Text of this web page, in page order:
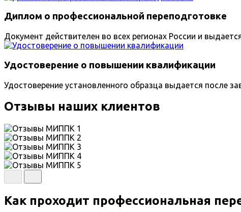
Диплом о профессиональной переподготовке
Документ действителен во всех регионах России и
Удостоверение о повышении квалификации
Удостоверение установленного образца выдается после
Отзывы наших клиентов
Как проходит профессиональная